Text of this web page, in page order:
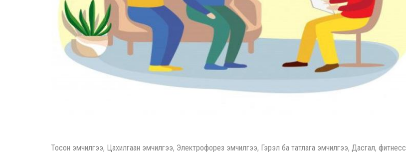
Тосон эмчилгээ, Цахилгаан эмчилгээ, Электрофорез эмчилгээ, Гэрэл ба татлага эмчилгээ, Дасгал, фитнесс